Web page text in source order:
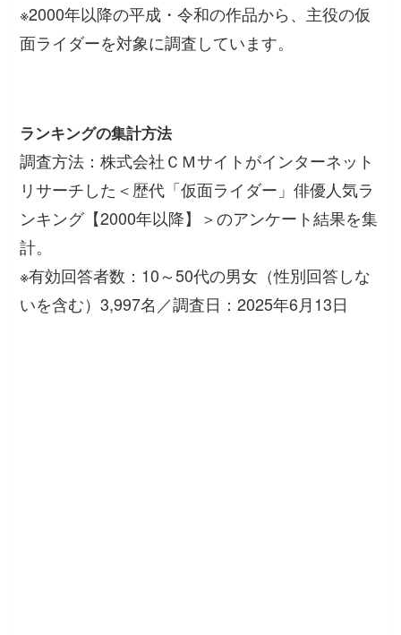
※2000年以降の平成・令和の作品から、主役の仮
面ライダーを対象に調査しています。
ランキングの集計方法
調査方法：株式会社ＣＭサイトがインターネット
リサーチした＜歴代「仮面ライダー」俳優人気ラ
ンキング【2000年以降】＞のアンケート結果を集
計。
※有効回答者数：10～50代の男女（性別回答しな
いを含む）3,997名／調査日：2025年6月13日